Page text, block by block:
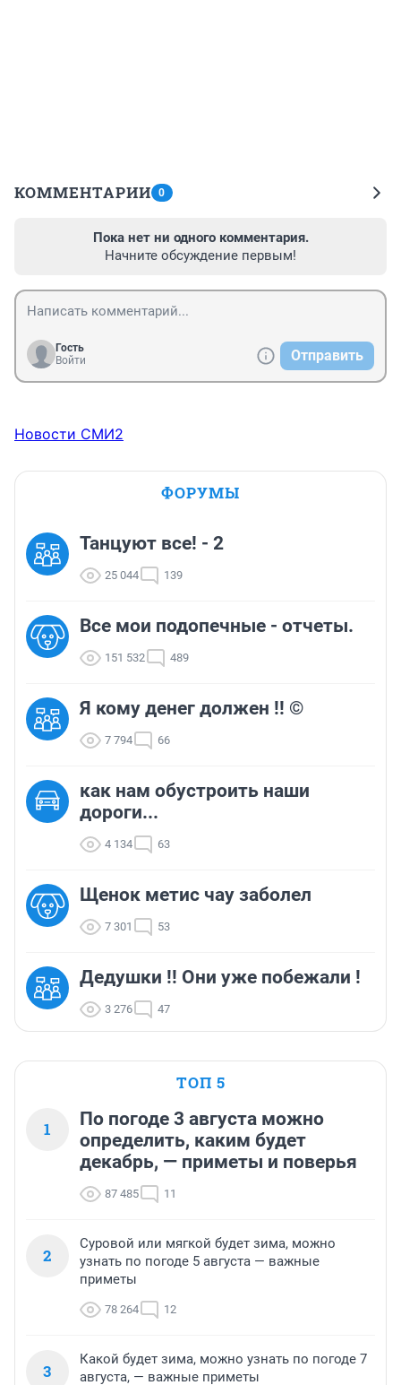
КОММЕНТАРИИ 0
Пока нет ни одного комментария.
Начните обсуждение первым!
Гость
Войти
Отправить
Новости СМИ2
ФОРУМЫ
Танцуют все! - 2
25 044 139
Все мои подопечные - отчеты.
151 532 489
Я кому денег должен !! ©
7 794 66
как нам обустроить наши
дороги...
4 134 63
Щенок метис чау заболел
7 301 53
Дедушки !! Они уже побежали !
3 276 47
ТОП 5
1
По погоде 3 августа можно
определить, каким будет
декабрь, — приметы и поверья
87 485 11
2
Суровой или мягкой будет зима, можно
узнать по погоде 5 августа — важные
приметы
78 264 12
3
Какой будет зима, можно узнать по погоде 7
августа, — важные приметы